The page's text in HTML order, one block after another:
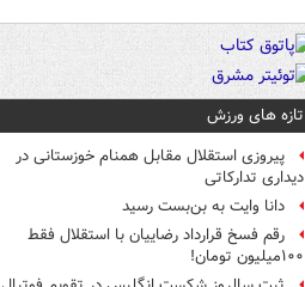
تازه های ورزش
پیروزی استقلال مقابل همنام خوزستانی در
دیداری تدارکاتی
دانا وایت به بن‌بست رسید
رقم فسخ قرارداد رضاییان با استقلال فقط
۱۰۰میلیون تومان!